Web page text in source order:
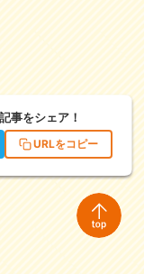
事をシェア！
URLをコピー